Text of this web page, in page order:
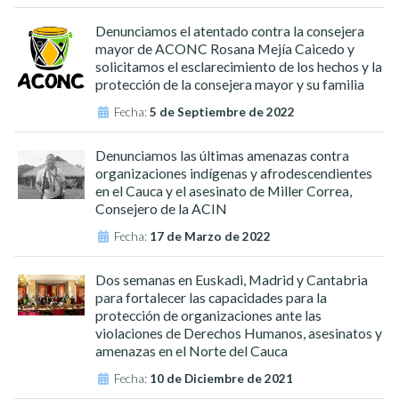
Denunciamos el atentado contra la consejera
mayor de ACONC Rosana Mejía Caicedo y
solicitamos el esclarecimiento de los hechos y la
protección de la consejera mayor y su familia
Fecha:5 de Septiembre de 2022
Denunciamos las últimas amenazas contra
organizaciones indígenas y afrodescendientes
en el Cauca y el asesinato de Miller Correa,
Consejero de la ACIN
Fecha: 17 de Marzo de 2022
Dos semanas en Euskadi, Madrid y Cantabria
para fortalecer las capacidades para la
protección de organizaciones ante las
violaciones de Derechos Humanos, asesinatos y
amenazas en el Norte del Cauca
Fecha: 10 de Diciembre de 2021